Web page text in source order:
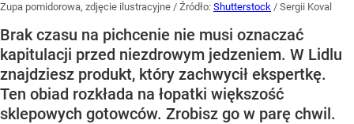
Zupa pomidorowa, zdjęcie ilustracyjne / Źródło: Shutterstock / Sergii Koval
Brak czasu na pichcenie nie musi oznaczać
kapitulacji przed niezdrowym jedzeniem. W Lidlu
znajdziesz produkt, który zachwycił ekspertkę.
Ten obiad rozkłada na łopatki większość
sklepowych gotowców. Zrobisz go w parę chwil.